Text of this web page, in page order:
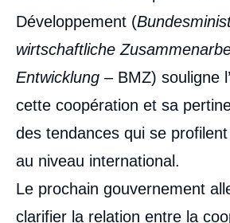
Développement (
wirtschaftliche
Entwicklung – BMZ) souligne
cette coopération et sa
des tendances qui se
au niveau international.
Le prochain gouvernement
clarifier la relation entre la